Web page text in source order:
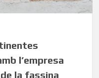
l’empresa
la fassina